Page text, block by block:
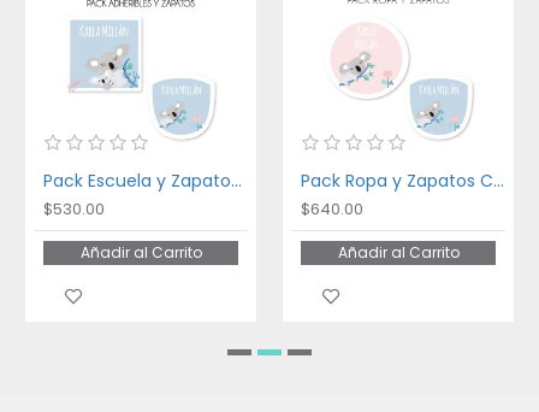
Pack Escuela y Zapatos Cute Koala
$530.00
Añadir al Carrito
Pack Ropa y Zapatos Cute Koala
$640.00
Añadir al Carrito